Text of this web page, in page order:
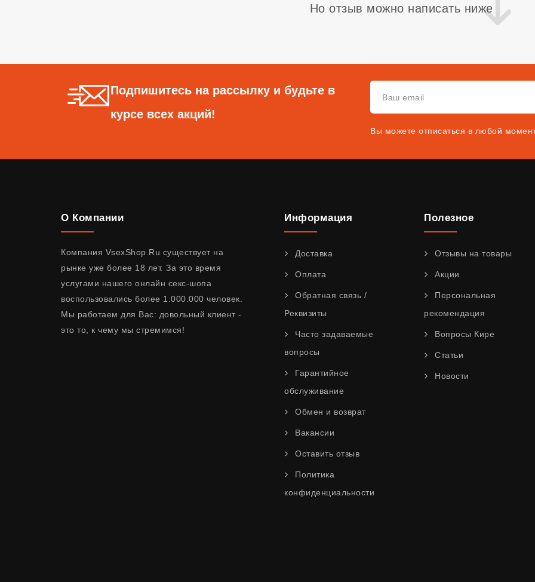
Но отзыв можно написать ниже
Подпишитесь на рассылку и будьте в
курсе всех акций!
Вы можете отписаться в любой
О Компании
Компания VsexShop.Ru существует на
рынке уже более 18 лет. За это время
услугами нашего онлайн секс-шопа
воспользовались более 1.000.000 человек.
Мы работаем для Вас: довольный клиент -
это то, к чему мы стремимся!
Информация
Доставка
Оплата
Обратная связь /
Реквизиты
Часто задаваемые
вопросы
Гарантийное
обслуживание
Обмен и возврат
Вакансии
Оставить отзыв
Политика
конфиденциальности
Полезное
Отзывы на товары
Акции
Персональная
рекомендация
Вопросы Кире
Статьи
Новости